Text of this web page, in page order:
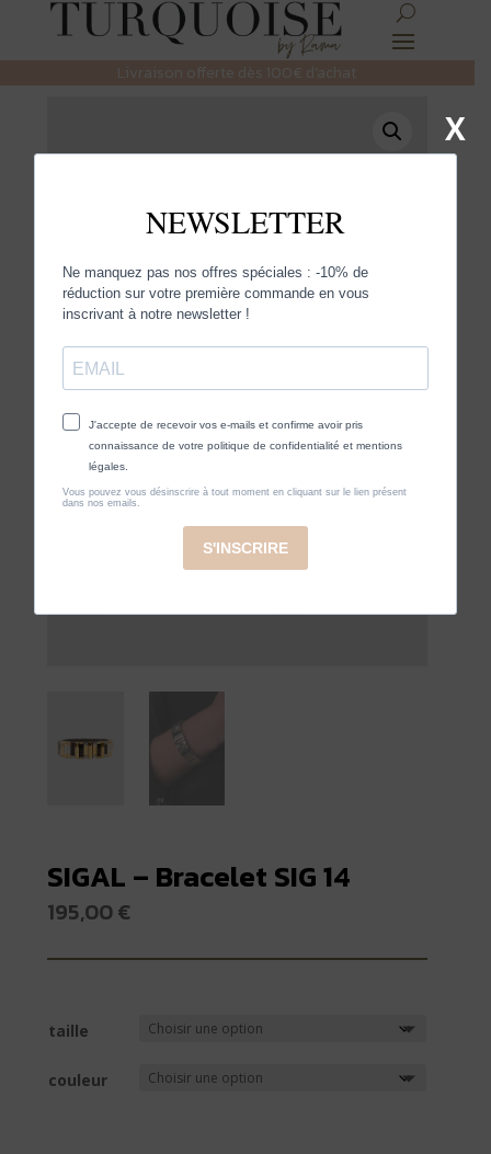
Livraison offerte dès 100€ d’achat
SIGAL – Bracelet SIG 14
195,00€
taille
couleur
X